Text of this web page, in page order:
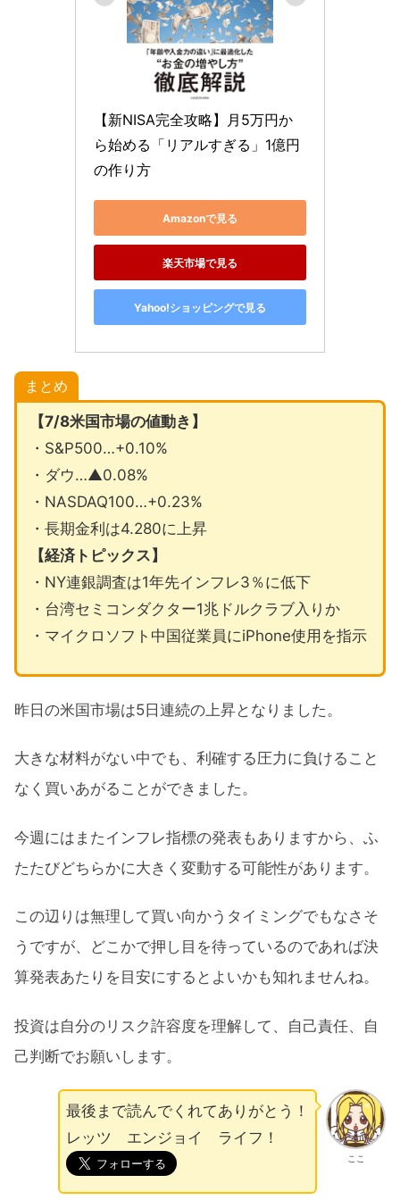
【新NISA完全攻略】月5万円か
ら始める「リアルすぎる」1億円
の作り方
Amazonで見る
楽天市場で見る
Yahoo!ショッピングで見る
まとめ
【7/8米国市場の値動き】
・S&P500…+0.10%
・ダウ…▲0.08%
・NASDAQ100…+0.23%
・長期金利は4.280に上昇
【経済トピックス】
・NY連銀調査は1年先インフレ3％に低下
・台湾セミコンダクター1兆ドルクラブ入りか
・マイクロソフト中国従業員にiPhone使用を指示
昨日の米国市場は5日連続の上昇となりました。
大きな材料がない中でも、利確する圧力に負けること
なく買いあがることができました。
今週にはまたインフレ指標の発表もありますから、ふ
たたびどちらかに大きく変動する可能性があります。
この辺りは無理して買い向かうタイミングでもなさそ
うですが、どこかで押し目を待っているのであれば決
算発表あたりを目安にするとよいかも知れませんね。
投資は自分のリスク許容度を理解して、自己責任、自
己判断でお願いします。
ここ
最後まで読んでくれてありがとう！
レッツ エンジョイ ライフ！